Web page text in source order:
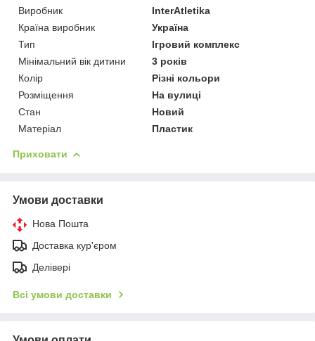
Виробник
InterAtletika
Країна виробник
Україна
Тип
Ігровий комплекс
Мінімальний вік дитини
3 років
Колір
Різні кольори
Розміщення
На вулиці
Стан
Новий
Матеріал
Пластик
Приховати
Умови доставки
Нова Пошта
Доставка кур'єром
Делівері
Всі умови доставки